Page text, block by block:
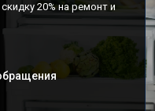
20% на ремонт и